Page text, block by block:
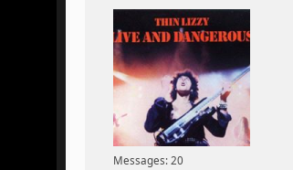
Messages: 20